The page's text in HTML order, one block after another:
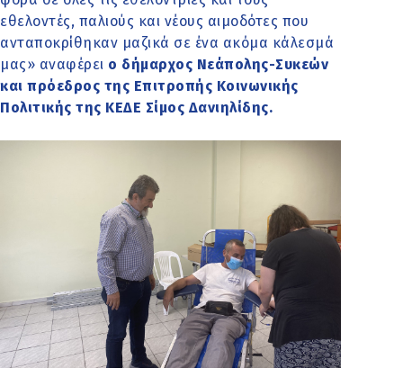
εθελοντές, παλιούς και νέους αιμοδότες που
ανταποκρίθηκαν μαζικά σε ένα ακόμα κάλεσμά
μας» αναφέρει ο δήμαρχος Νεάπολης-Συκεών
και πρόεδρος της Επιτροπής Κοινωνικής
Πολιτικής της ΚΕΔΕ Σίμος Δανιηλίδης.